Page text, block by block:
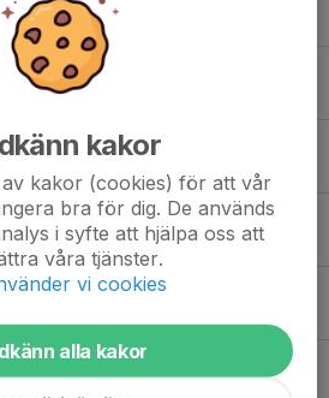
kakor
kakor (cookies) för att vår
bra för dig. De används
i syfte att hjälpa oss att
våra tjänster.
vi cookies
alla kakor